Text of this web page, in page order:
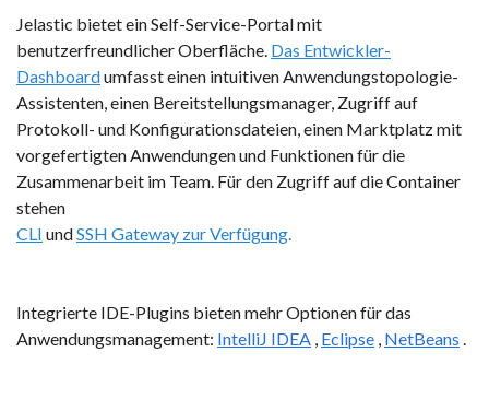
Jelastic bietet ein Self-Service-Portal mit
benutzerfreundlicher Oberfläche. Das Entwickler-
Dashboardumfasst einen intuitiven Anwendungstopologie-
Assistenten, einen Bereitstellungsmanager, Zugriff auf
Protokoll- und Konfigurationsdateien, einen Marktplatz mit
vorgefertigten Anwendungen und Funktionen für die
Zusammenarbeit im Team. Für den Zugriff auf die Container
stehen
CLI undSSH Gateway zur Verfügung.
Integrierte IDE-Plugins bieten mehr Optionen für das
Anwendungsmanagement: IntelliJ IDEA , Eclipse , NetBeans .